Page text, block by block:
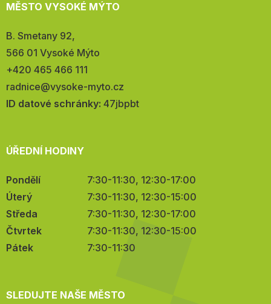
MĚSTO VYSOKÉ MÝTO
Adresa:
B. Smetany 92,
566 01 Vysoké Mýto
Telefon:
+420 465 466 111
E-
mail:
radnice@vysoke-myto.cz
ID datové schránky: 47jbpbt
ÚŘEDNÍ HODINY
Pondělí
7:30-11:30, 12:30-17:00
Úterý
7:30-11:30, 12:30-15:00
Středa
7:30-11:30, 12:30-17:00
Čtvrtek
7:30-11:30, 12:30-15:00
Pátek
7:30-11:30
SLEDUJTE NAŠE MĚSTO